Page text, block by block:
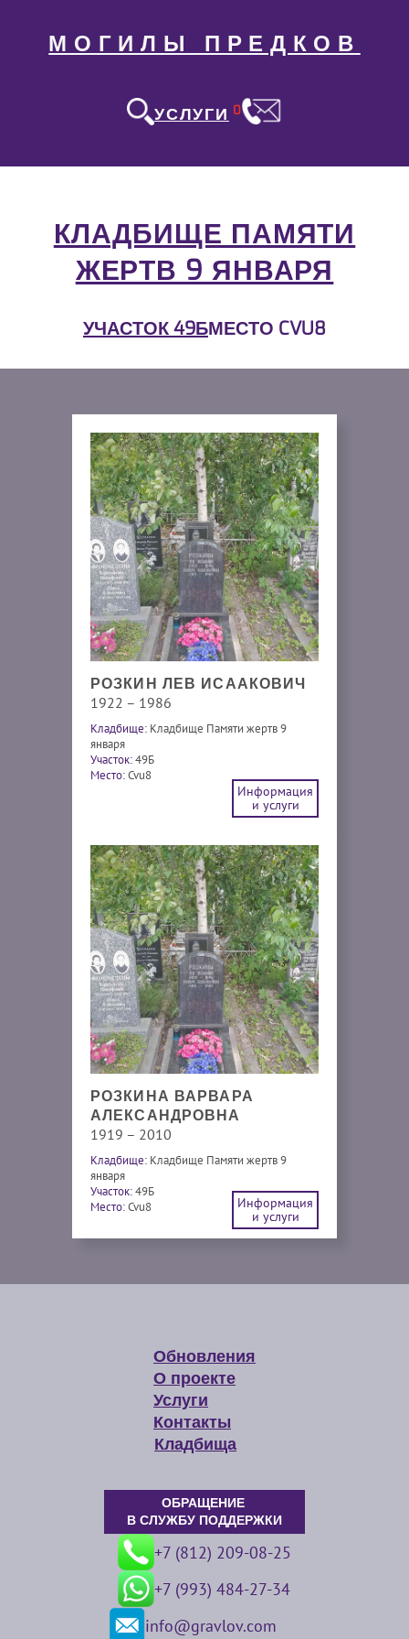
МОГИЛЫ ПРЕДКОВ
УСЛУГИ 0
КЛАДБИЩЕ ПАМЯТИ
ЖЕРТВ 9 ЯНВАРЯ
УЧАСТОК 49БМЕСТО CVU8
РОЗКИН ЛЕВ ИСААКОВИЧ
1922 – 1986
Кладбище: Кладбище Памяти жертв 9
января
Участок:49Б
Место:Cvu8
Информация
и услуги
РОЗКИНА ВАРВАРА
АЛЕКСАНДРОВНА
1919 – 2010
Кладбище: Кладбище Памяти жертв 9
января
Участок:49Б
Место:Cvu8
Информация
и услуги
Обновления
О проекте
Услуги
Контакты
Кладбища
ОБРАЩЕНИЕ
В СЛУЖБУ ПОДДЕРЖКИ
+7 (812) 209-08-25
+7 (993) 484-27-34
info@gravlov.com